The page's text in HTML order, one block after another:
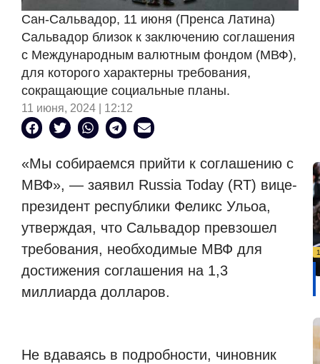
Сан-Сальвадор, 11 июня (Пренса Латина)
Сальвадор близок к заключению соглашения
с Международным валютным фондом (МВФ),
для которого характерны требования,
сокращающие социальные планы.
11 июня, 2024 | 12:12
«Мы собираемся прийти к соглашению с
МВФ», — заявил Russia Today (RT) вице-
президент республики Феликс Ульоа,
утверждая, что Сальвадор превзошел
требования, необходимые МВФ для
достижения соглашения на 1,3
миллиарда долларов.
Не вдаваясь в подробности, чиновник